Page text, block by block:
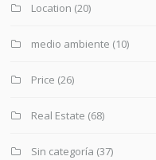
Location (20)
medio ambiente (10)
Price (26)
Real Estate (68)
Sin categoría (37)